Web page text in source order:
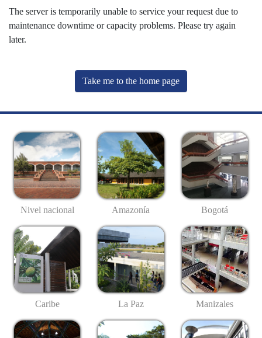
The server is temporarily unable to service your request due to
maintenance downtime or capacity problems. Please try again
later.
Take me to the home page
Nivel nacional Amazonía Bogotá
Caribe La Paz Manizales